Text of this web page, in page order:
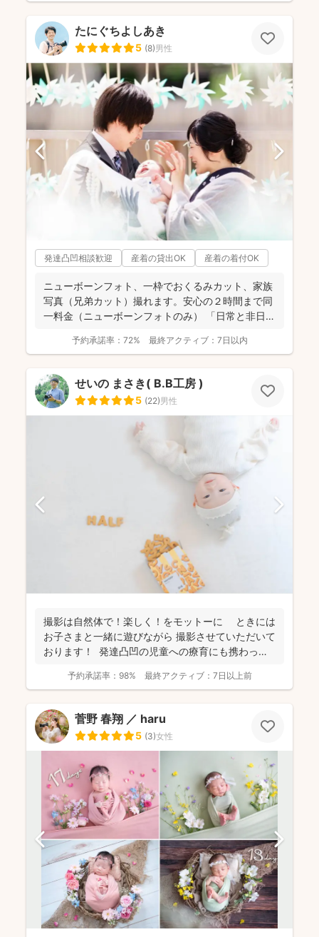
たにぐちよしあき
5 (8)男性
発達凸凹相談歓迎 産着の貸出OK 産着の着付OK
ニューボーンフォト、一枠でおくるみカット、家族
写真（兄弟カット）撮れます。安心の２時間まで同
一料金（ニューボーンフォトのみ） 「日常と非日
予約承諾率： 72% 最終アクティブ： 7日以内
せいの まさき( B.B工房 )
5 (22)男性
撮影は自然体で！楽しく！をモットーに ときには
お子さまと一緒に遊びながら 撮影させていただいて
おります！ 発達凸凹の児童への療育にも携わって
予約承諾率： 98% 最終アクティブ： 7日以上前
菅野 春翔 ／ haru
5 (3)女性